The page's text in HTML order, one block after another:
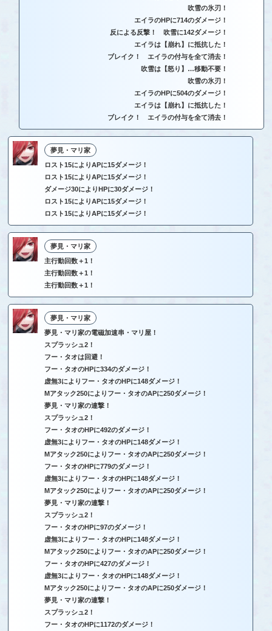
吹雪の氷刃！
エイラのHPに714のダメージ！
反による反撃！ 吹雪に142ダメージ！
エイラは【崩れ】に抵抗した！
ブレイク！ エイラの付与を全て消去！
吹雪は【怒り】…移動不要！
吹雪の氷刃！
エイラのHPに504のダメージ！
エイラは【崩れ】に抵抗した！
ブレイク！ エイラの付与を全て消去！
夢見・マリ家
ロスト15によりAPに15ダメージ！
ロスト15によりAPに15ダメージ！
ダメージ30によりHPに30ダメージ！
ロスト15によりAPに15ダメージ！
ロスト15によりAPに15ダメージ！
夢見・マリ家
主行動回数＋1！
主行動回数＋1！
主行動回数＋1！
夢見・マリ家
夢見・マリ家の電磁加速串・マリ屋！
スプラッシュ2！
フー・タオは回避！
フー・タオのHPに334のダメージ！
虚無3によりフー・タオのHPに148ダメージ！
Mアタック250によりフー・タオのAPに250ダメージ！
夢見・マリ家の連撃！
スプラッシュ2！
フー・タオのHPに492のダメージ！
虚無3によりフー・タオのHPに148ダメージ！
Mアタック250によりフー・タオのAPに250ダメージ！
フー・タオのHPに779のダメージ！
虚無3によりフー・タオのHPに148ダメージ！
Mアタック250によりフー・タオのAPに250ダメージ！
夢見・マリ家の連撃！
スプラッシュ2！
フー・タオのHPに97のダメージ！
虚無3によりフー・タオのHPに148ダメージ！
Mアタック250によりフー・タオのAPに250ダメージ！
フー・タオのHPに427のダメージ！
虚無3によりフー・タオのHPに148ダメージ！
Mアタック250によりフー・タオのAPに250ダメージ！
夢見・マリ家の連撃！
スプラッシュ2！
フー・タオのHPに1172のダメージ！